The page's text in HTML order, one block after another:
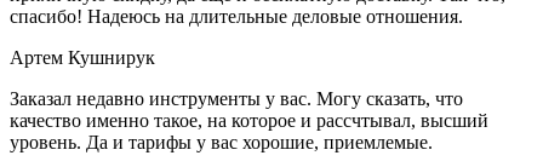
спасибо! Надеюсь на длительные деловые отношения.
Артем Кушнирук
Заказал недавно инструменты у вас. Могу сказать, что
качество именно такое, на которое и рассчтывал, высший
уровень. Да и тарифы у вас хорошие, приемлемые.